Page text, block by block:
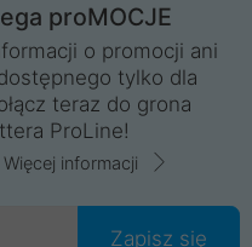
proMOCJE
o promocji ani
tylko dla
teraz do grona
ProLine!
Więcej informacji
Zapisz się